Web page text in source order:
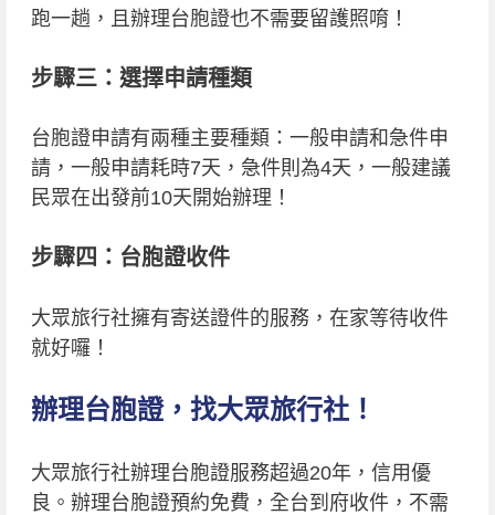
跑一趟，且辦理台胞證也不需要留護照唷！
步驟三：選擇申請種類
台胞證申請有兩種主要種類：一般申請和急件申
請，一般申請耗時7天，急件則為4天，一般建議
民眾在出發前10天開始辦理！
步驟四：台胞證收件
大眾旅行社擁有寄送證件的服務，在家等待收件
就好囉！
辦理台胞證，找大眾旅行社！
大眾旅行社辦理台胞證服務超過20年，信用優
良。辦理台胞證預約免費，全台到府收件，不需